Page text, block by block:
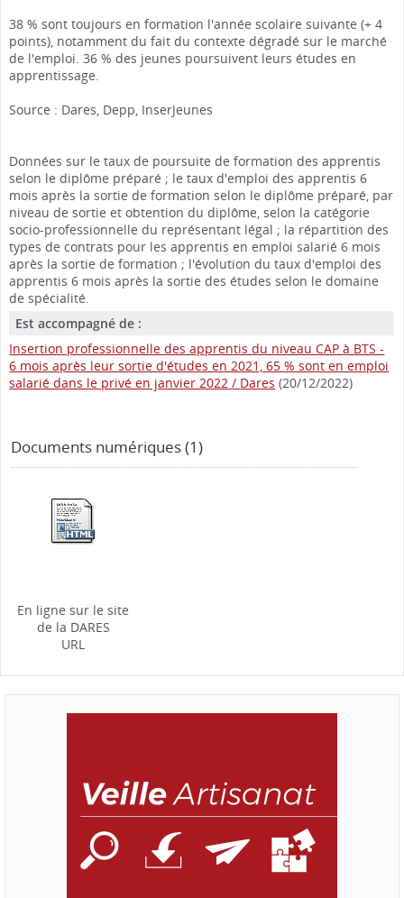
38 % sont toujours en formation l'année scolaire suivante (+ 4
points), notamment du fait du contexte dégradé sur le marché
de l'emploi. 36 % des jeunes poursuivent leurs études en
apprentissage.
Source : Dares, Depp, InserJeunes
Données sur le taux de poursuite de formation des apprentis
selon le diplôme préparé ; le taux d'emploi des apprentis 6
mois après la sortie de formation selon le diplôme préparé, par
niveau de sortie et obtention du diplôme, selon la catégorie
socio-professionnelle du représentant légal ; la répartition des
types de contrats pour les apprentis en emploi salarié 6 mois
après la sortie de formation ; l'évolution du taux d'emploi des
apprentis 6 mois après la sortie des études selon le domaine
de spécialité.
Est accompagné de :
Insertion professionnelle des apprentis du niveau CAP à BTS -
6 mois après leur sortie d'études en 2021, 65 % sont en emploi
salarié dans le privé en janvier 2022 / Dares (20/12/2022)
Documents numériques (1)
En ligne sur le site
de la DARES
URL